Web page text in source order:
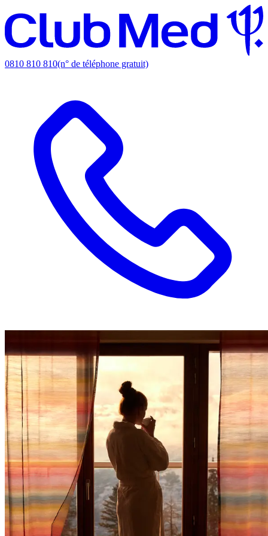
0810 810 810(n° de téléphone gratuit)